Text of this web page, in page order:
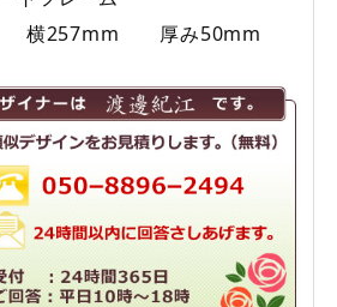
横257mm 厚み50mm